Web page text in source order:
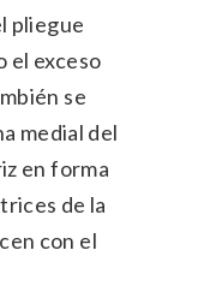
pliegue
el exceso
se
medial del
en forma
de la
con el